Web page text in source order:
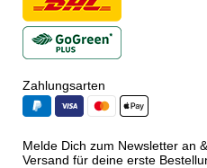
Zahlungsarten
Melde Dich zum Newsletter an
Versand für deine erste